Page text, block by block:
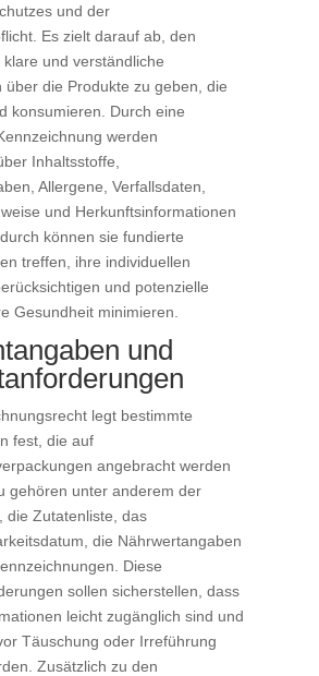
und der
Es zielt darauf ab, den
und verständliche
über die Produkte zu geben, die
konsumieren. Durch eine
werden
Inhaltsstoffe,
Allergene, Verfallsdaten,
und Herkunftsinformationen
können sie fundierte
treffen, ihre individuellen
und potenzielle
Gesundheit minimieren.
und
legt bestimmte
fest, die auf
angebracht werden
gehören unter anderem der
die Zutatenliste, das
die Nährwertangaben
Diese
sollen sicherstellen, dass
leicht zugänglich sind und
Täuschung oder Irreführung
Zusätzlich zu den